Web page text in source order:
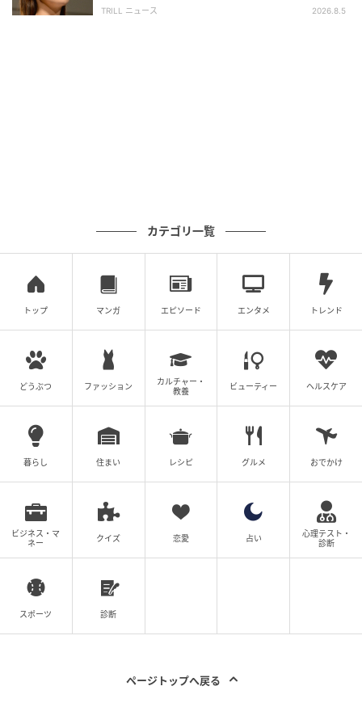
ウーマンエキサイト
い…。がっくりと落ち込む私を夫はなだめて、「だっ
たら車で帰ればいいじゃん」と笑ってくれました。
長距離を運転するのは苦痛なはず。私は心配事を口に
しましたが、夫は「休憩こまめにとってゆっくり行け
ばいい」と何とも思っていないようで…。
私のせいで大変な思いをするのに何で怒らないんだろ
TRILL ニュース 2026.8.5
カテゴリ一覧
トップ マンガ エピソード エンタメ トレンド
どうぶつ ファッション
カルチャー・
教養
ビューティー ヘルスケア
暮らし 住まい レシピ グルメ おでかけ
ビジネス・マ
ネー
クイズ 恋愛 占い
心理テスト・
診断
スポーツ 診断
ページトップへ戻る